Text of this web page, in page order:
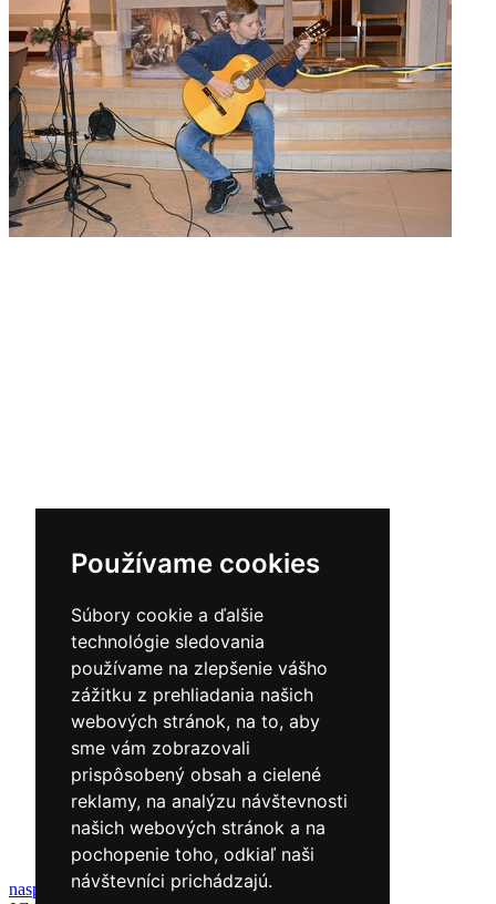
Používame cookies
Súbory cookie a ďalšie
technológie sledovania
používame na zlepšenie vášho
zážitku z prehliadania našich
webových stránok, na to, aby
sme vám zobrazovali
prispôsobený obsah a cielené
reklamy, na analýzu návštevnosti
našich webových stránok a na
pochopenie toho, odkiaľ naši
návštevníci prichádzajú.
naspäť